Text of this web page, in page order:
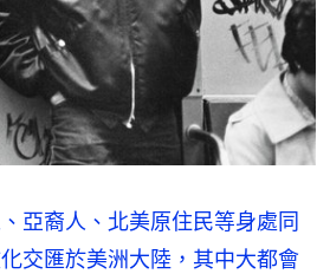
亞裔人、北美原住民等身處同
交匯於美洲大陸，其中大都會